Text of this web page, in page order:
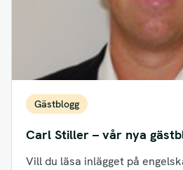
Gästblogg
Carl Stiller – vår nya
Vill du läsa inlägget på